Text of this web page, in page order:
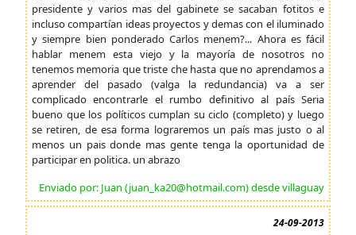
presidente y varios mas del gabinete se sacaban fotitos e
incluso compartían ideas proyectos y demas con el iluminado
y siempre bien ponderado Carlos menem?... Ahora es fácil
hablar menem esta viejo y la mayoría de nosotros no
tenemos memoria que triste che hasta que no aprendamos a
aprender del pasado (valga la redundancia) va a ser
complicado encontrarle el rumbo definitivo al país Seria
bueno que los políticos cumplan su ciclo (completo) y luego
se retiren, de esa forma lograremos un país mas justo o al
menos un pais donde mas gente tenga la oportunidad de
participar en politica. un abrazo
Enviado por: Juan (juan_ka20@hotmail.com) desde villaguay
24-09-2013